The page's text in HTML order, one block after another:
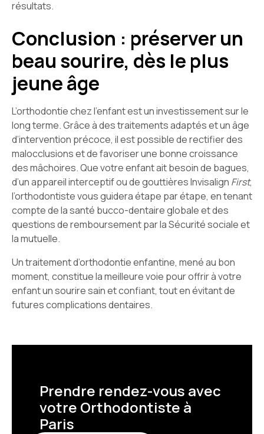
résultats.
Conclusion : préserver un
beau sourire, dès le plus
jeune âge
L’orthodontie chez l’enfant est un investissement sur le
long terme. Grâce à des traitements adaptés et un âge
d’intervention précoce, il est possible de rectifier des
malocclusions et de favoriser une bonne croissance
des mâchoires. Que votre enfant ait besoin de bagues,
d’un appareil interceptif ou de gouttières Invisalign First,
l’orthodontiste vous guidera étape par étape, en tenant
compte de la santé bucco-dentaire globale et des
questions de remboursement par la Sécurité sociale et
la mutuelle.
Un traitement d’orthodontie enfantine, mené au bon
moment, constitue la meilleure voie pour offrir à votre
enfant un sourire sain et confiant, tout en évitant de
futures complications dentaires.
Prendre rendez-vous avec
votre Orthodontiste à
Paris